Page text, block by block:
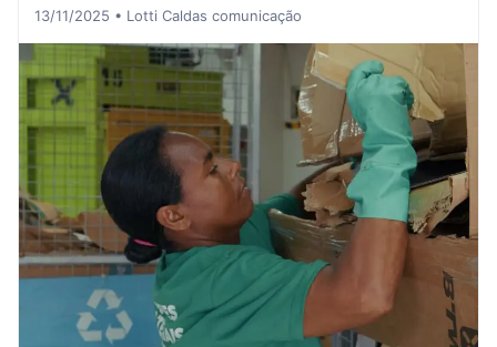
13/11/2025 • Lotti Caldas comunicação